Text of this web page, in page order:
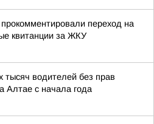
переход на
квитанции за ЖКУ
тысяч водителей без прав
Алтае с начала года